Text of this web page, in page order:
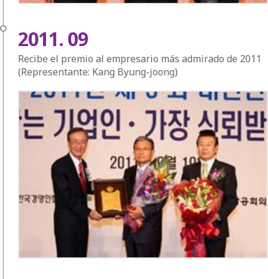
2011. 09
Recibe el premio al empresario más admirado de 2011
(Representante: Kang Byung-joong)